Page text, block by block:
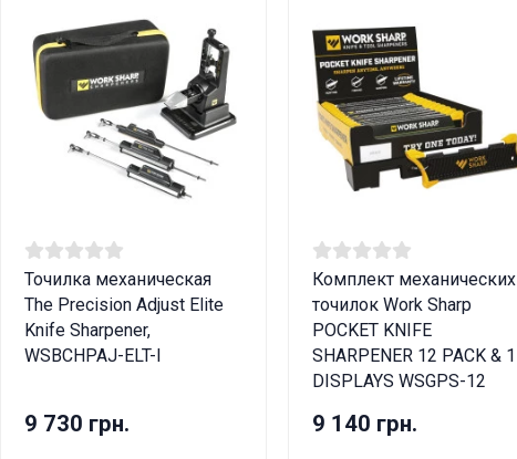
Точилка механическая
The Precision Adjust Elite
Knife Sharpener,
WSBCHPAJ-ELT-I
9 730 грн.
Комплект механических
точилок Work Sharp
POCKET KNIFE
SHARPENER 12 PACK & 1
DISPLAYS WSGPS-12
9 140 грн.